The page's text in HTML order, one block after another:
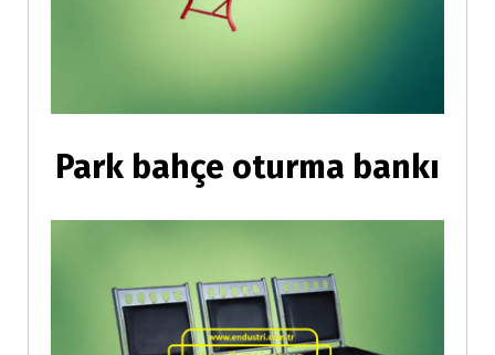
Park bahçe oturma bankı